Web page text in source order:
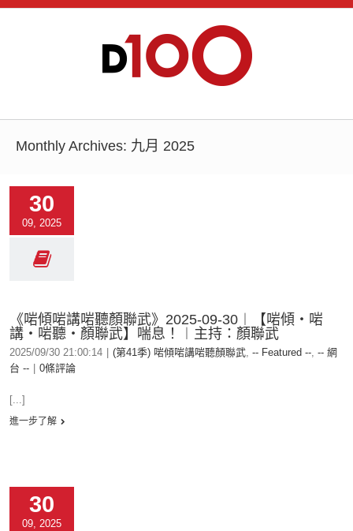
Monthly Archives: 九月 2025
30
09, 2025
《啱傾啱講啱聽顏聯武》2025-09-30︱【啱傾‧啱
講‧啱聽‧顏聯武】喘息！︱主持：顏聯武
2025/09/30 21:00:14 (第41季) 啱傾啱講啱聽顏聯武, -- Featured --, -- 網
台 --
0條評論
[...]
進一步了解
30
09, 2025